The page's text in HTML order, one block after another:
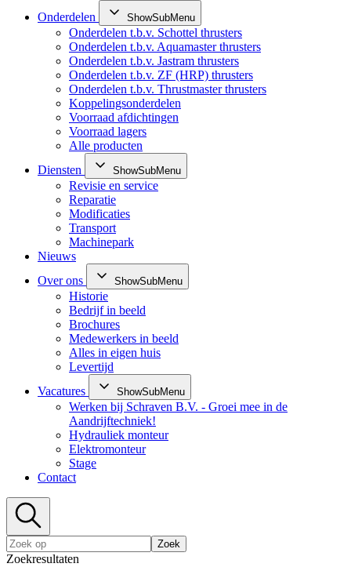
Onderdelen
ShowSubMenu
Onderdelen t.b.v. Schottel thrusters
Onderdelen t.b.v. Aquamaster thrusters
Onderdelen t.b.v. Jastram thrusters
Onderdelen t.b.v. ZF (HRP) thrusters
Onderdelen t.b.v. Thrustmaster thrusters
Koppelingsonderdelen
Voorraad afdichtingen
Voorraad lagers
Alle producten
Diensten
ShowSubMenu
Revisie en service
Reparatie
Modificaties
Transport
Machinepark
Nieuws
Over ons
ShowSubMenu
Historie
Bedrijf in beeld
Brochures
Medewerkers in beeld
Alles in eigen huis
Levertijd
Vacatures
ShowSubMenu
Werken bij Schraven B.V. - Groei mee in de
Aandrijftechniek!
Hydrauliek monteur
Elektromonteur
Stage
Contact
Zoek
Zoekresultaten